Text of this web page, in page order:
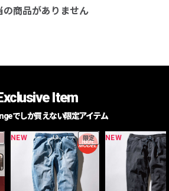
の商品がありません
Item
でしか買えない限定アイテム
NEW 限定 NEW